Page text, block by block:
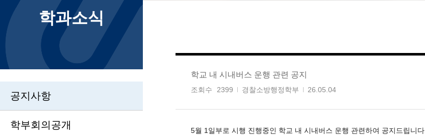
학과소식
공지사항
학부회의공개
학교 내 시내버스 운행 관련 공지
조회수 2399 경찰소방행정학부 26.05.04
5월 1일부로 시행 진행중인 학교 내 시내버스 운행 관련하여 공지드립니다.